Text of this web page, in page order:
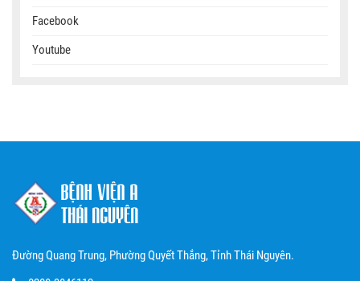
Facebook
Youtube
Đường Quang Trung, Phường Quyết Thắng, Tỉnh Thái Nguyên.